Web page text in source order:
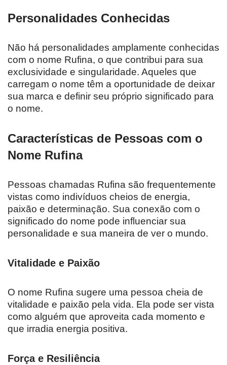
Personalidades Conhecidas
Não há personalidades amplamente conhecidas
com o nome Rufina, o que contribui para sua
exclusividade e singularidade. Aqueles que
carregam o nome têm a oportunidade de deixar
sua marca e definir seu próprio significado para
o nome.
Características de Pessoas com o
Nome Rufina
Pessoas chamadas Rufina são frequentemente
vistas como indivíduos cheios de energia,
paixão e determinação. Sua conexão com o
significado do nome pode influenciar sua
personalidade e sua maneira de ver o mundo.
Vitalidade e Paixão
O nome Rufina sugere uma pessoa cheia de
vitalidade e paixão pela vida. Ela pode ser vista
como alguém que aproveita cada momento e
que irradia energia positiva.
Força e Resiliência